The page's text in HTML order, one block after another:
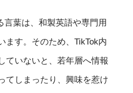
言葉は、和製英語や専門用
ます。そのため、TikTok内
ていないと、若年層へ情報
てしまったり、興味を惹け